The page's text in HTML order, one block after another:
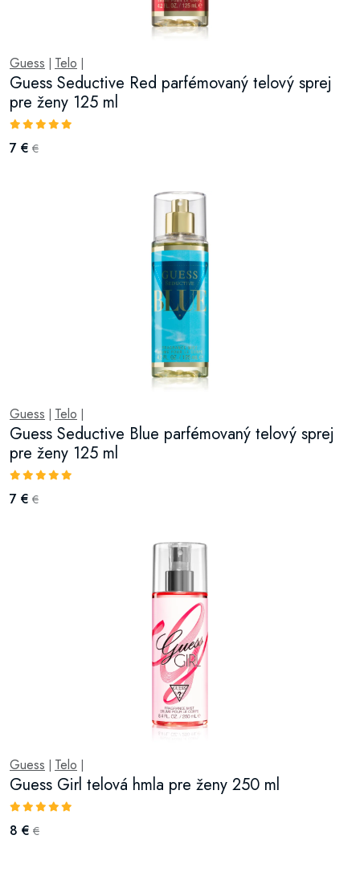
Guess Telo
Guess Seductive Red parfémovaný telový sprej
pre ženy 125 ml
7 € €
Guess Telo
Guess Seductive Blue parfémovaný telový sprej
pre ženy 125 ml
7 € €
Guess Telo
Guess Girl telová hmla pre ženy 250 ml
8 € €